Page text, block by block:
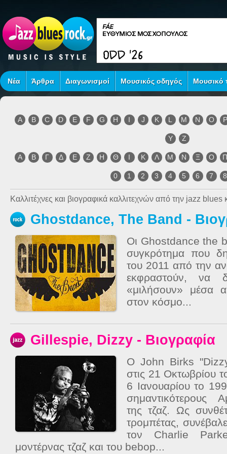
Νέα Άρθρα Διαγωνισμοί Μουσικός οδηγός Μουσικό
A B C D E F G H I J K L M N O P
Y Z
Α Β Γ Δ Ε Ζ Η Θ Ι Κ Λ Μ Ν Ξ Ο
0 1 2 3 4 5 6 7 8
Καλλιτέχνες και βιογραφικά καλλιτεχνών από την jazz blues
Ghostdance, The Band -
Οι Ghostdance the
συγκρότημα που
του 2011 από την
εκφραστούν, να
«μιλήσουν» μέσα
στον κόσμο...
Gillespie, Dizzy - Βιογραφία
Ο John Birks
στις 21 Οκτωβρίου
6 Ιανουαρίου το
σημαντικότερους
της τζαζ. Ως
τρομπέτας,
τον Charlie
μοντέρνας τζαζ και του bebop...